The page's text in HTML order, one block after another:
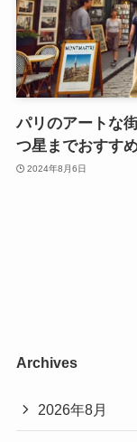
パリのアートな
つ星までおすす
2024年8月6日
Archives
2026年8月